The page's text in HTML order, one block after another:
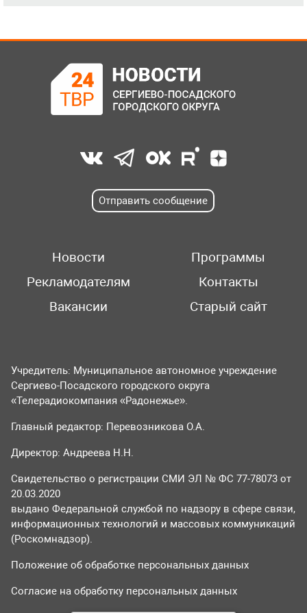
Отправить сообщение
Новости
Программы
Рекламодателям
Контакты
Вакансии
Старый сайт
Учредитель: Муниципальное автономное учреждение
Сергиево-Посадского городского округа
«Телерадиокомпания «Радонежье».
Главный редактор: Перевозникова О.А.
Директор: Андреева Н.Н.
Свидетельство о регистрации СМИ ЭЛ № ФС 77-78073 от
20.03.2020
выдано Федеральной службой по надзору в сфере связи,
информационных технологий и массовых коммуникаций
(Роскомнадзор).
Положение об обработке персональных данных
Согласие на обработку персональных данных